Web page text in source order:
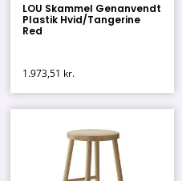
LOU Skammel Genanvendt
Plastik Hvid/Tangerine
Red
1.973,51 kr.